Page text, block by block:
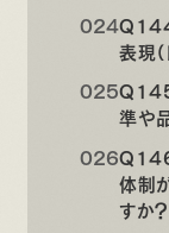
表現
準や
体制
すか？